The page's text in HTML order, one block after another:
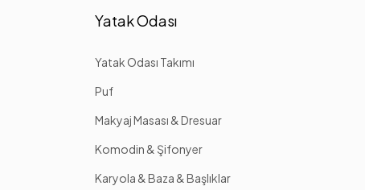
Yatak Odası
Yatak Odası Takımı
Puf
Makyaj Masası & Dresuar
Komodin & Şifonyer
Karyola & Baza & Başlıklar